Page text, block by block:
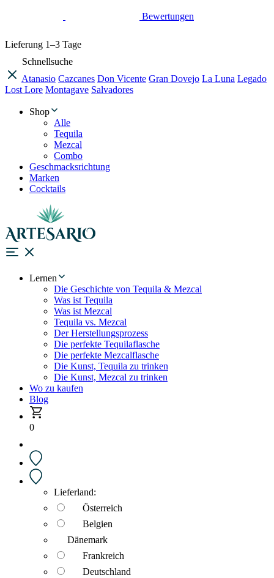
Bewertungen
Lieferung 1–3 Tage
Schnellsuche
Atanasio Cazcanes Don Vicente Gran Dovejo La Luna Legado
Lost Lore Montagave Salvadores
Shop
Alle
Tequila
Mezcal
Combo
Geschmacksrichtung
Marken
Cocktails
Lernen
Die Geschichte von Tequila & Mezcal
Was ist Tequila
Was ist Mezcal
Tequila vs. Mezcal
Der Herstellungsprozess
Die perfekte Tequilaflasche
Die perfekte Mezcalflasche
Die Kunst, Tequila zu trinken
Die Kunst, Mezcal zu trinken
Wo zu kaufen
Blog
0
Lieferland:
Österreich
Belgien
Dänemark
Frankreich
Deutschland